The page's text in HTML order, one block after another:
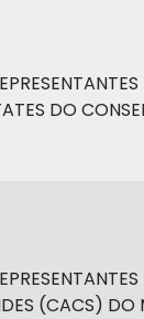
DO
(CACS)